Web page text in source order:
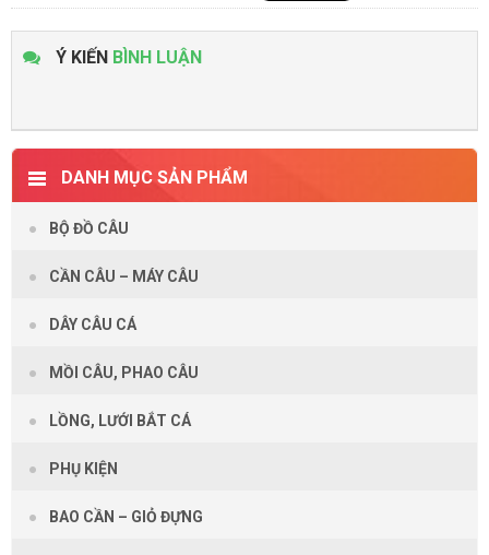
Ý KIẾN BÌNH LUẬN
DANH MỤC SẢN PHẨM
BỘ ĐỒ CÂU
CẦN CÂU – MÁY CÂU
DÂY CÂU CÁ
MỒI CÂU, PHAO CÂU
LỒNG, LƯỚI BẮT CÁ
PHỤ KIỆN
BAO CẦN – GIỎ ĐỰNG